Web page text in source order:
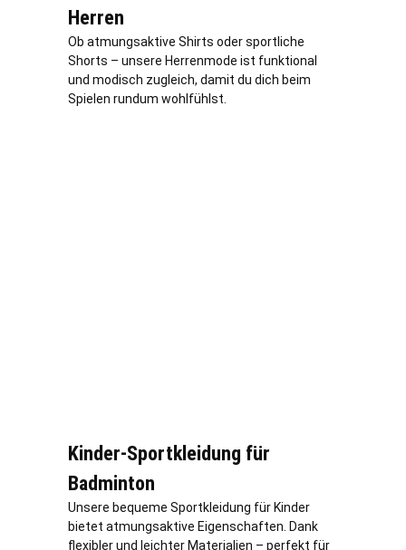
Herren
Ob atmungsaktive Shirts oder sportliche
Shorts – unsere Herrenmode ist funktional
und modisch zugleich, damit du dich beim
Spielen rundum wohlfühlst.
Kinder-Sportkleidung für
Badminton
Unsere bequeme Sportkleidung für Kinder
bietet atmungsaktive Eigenschaften. Dank
flexibler und leichter Materialien – perfekt für